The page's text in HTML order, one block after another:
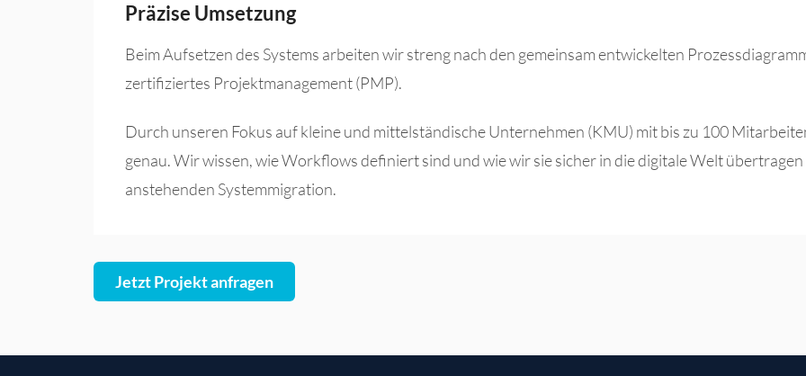
Präzise Umsetzung
Beim Aufsetzen des Systems arbeiten wir streng nach den gemeinsam entwickelten
zertifiziertes Projektmanagement (PMP).
Durch unseren Fokus auf kleine und mittelständische Unternehmen (KMU) mit bis zu 100
genau. Wir wissen, wie Workflows definiert sind und wie wir sie sicher in die digitale Welt
anstehenden Systemmigration.
Jetzt Projekt anfragen